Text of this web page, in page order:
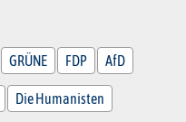
GRÜNE FDP AfD
Die Humanisten